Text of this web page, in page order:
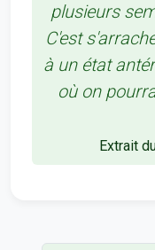
plusieurs
C'est
à un état
où on
Extrait